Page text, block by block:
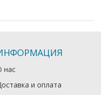
нас
и оплата